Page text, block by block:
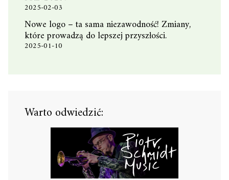
2025-02-03
Nowe logo – ta sama niezawodność! Zmiany,
które prowadzą do lepszej przyszłości.
2025-01-10
Warto odwiedzić: